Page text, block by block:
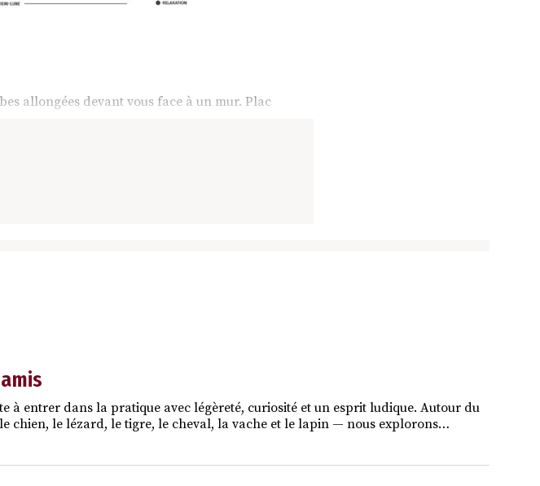
allongées devant vous face à un mur. Plac
à entrer dans la pratique avec légèreté, curiosité et un esprit ludique. Autour du
chien, le lézard, le tigre, le cheval, la vache et le lapin — nous explorons…